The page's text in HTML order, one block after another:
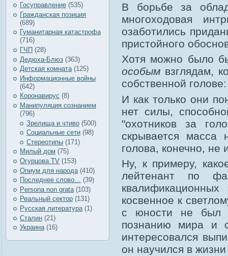
Госуправление (535)
Гражданская позиция
(689)
Гуманитарная катастрофа
(716)
ГЧП (28)
Дедюха-Блюз (363)
Детская комната(125)
Информационные войны
(642)
Коронавирус (8)
Манипуляция сознанием
(796)
Зрелища и чтиво (500)
Социальные сети (98)
Стереотипы (171)
Милый дом (75)
Огурцова TV (153)
Опиум для народа (410)
Последнее слово… (39)
Рersona non grata (103)
Реальный сектор (131)
Русская литература (1)
Сталин (21)
Украина(16)
В борьбе за
многоходовая
озаботились
пристойного
Хотя можно было
особым взглядам,
собственной
И как только они
нет силы,
"охотников за
скрывается масса
голова, конечно, не
Ну, к примеру,
лейтенант по
косвенное к
с юности не был
познанию мира и
интересовался
он научился в